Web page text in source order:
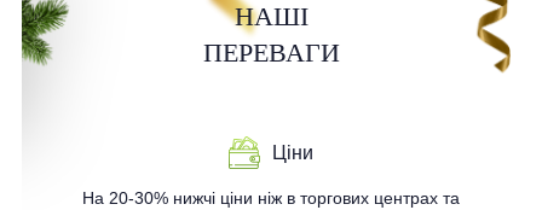
НАШІ
ПЕРЕВАГИ
Ціни
На 20-30% нижчі ціни ніж в торгових центрах та